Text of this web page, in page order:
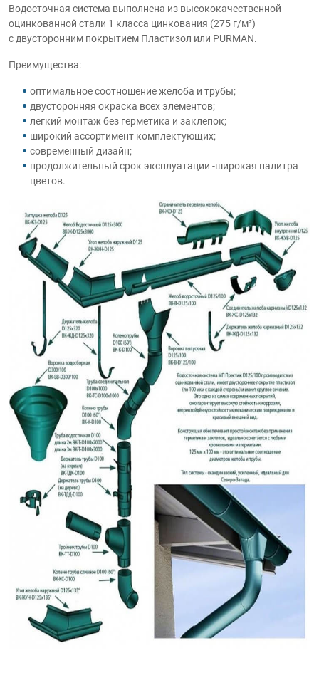
Водосточная система выполнена из высококачественной
оцинкованной стали 1 класса цинкования (275 г/м²)
с двусторонним покрытием Пластизол или PURMAN.
Преимущества:
оптимальное соотношение желоба и трубы;
двусторонняя окраска всех элементов;
легкий монтаж без герметика и заклепок;
широкий ассортимент комплектующих;
cовременный дизайн;
продолжительный срок эксплуатации -широкая палитра
цветов.